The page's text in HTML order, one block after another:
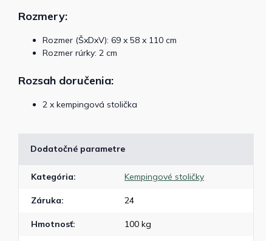
Rozmery:
Rozmer (ŠxDxV): 69 x 58 x 110 cm
Rozmer rúrky: 2 cm
Rozsah doručenia:
2 x kempingová stolička
Dodatočné parametre
Kategória: Kempingové stoličky
Záruka: 24
Hmotnosť: 100 kg